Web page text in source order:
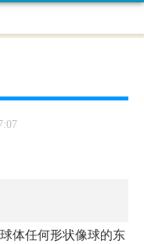
体任何形状像球的东